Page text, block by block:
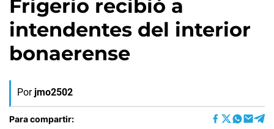
Frigerio recibió a
intendentes del interior
bonaerense
Por jmo2502
Para compartir: